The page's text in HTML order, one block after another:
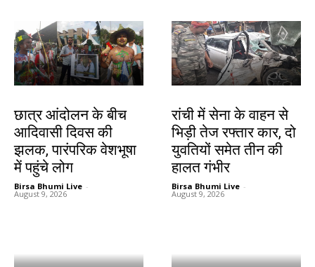
छात्र आंदोलन के बीच
आदिवासी दिवस की
झलक, पारंपरिक वेशभूषा
में पहुंचे लोग
Birsa Bhumi Live -
August 9, 2026
रांची में सेना के वाहन से
भिड़ी तेज रफ्तार कार, दो
युवतियों समेत तीन की
हालत गंभीर
Birsa Bhumi Live -
August 9, 2026